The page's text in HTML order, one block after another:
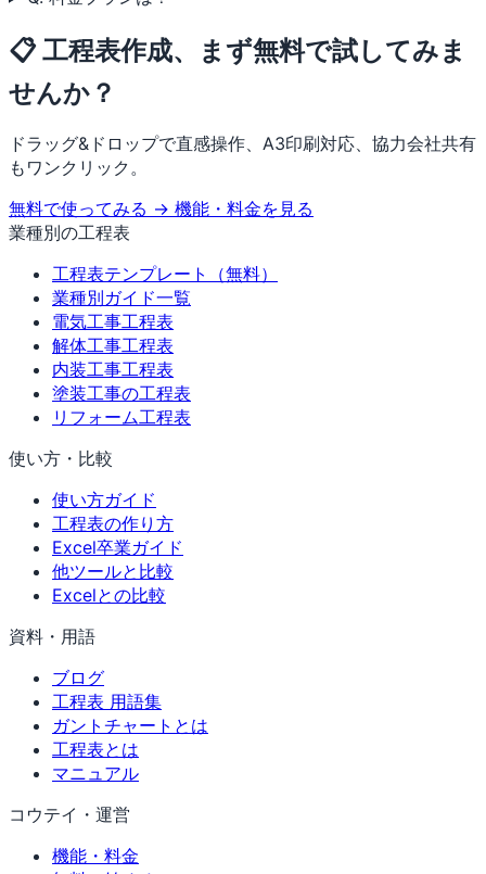
📋 工程表作成、まず無料で試してみま
せんか？
ドラッグ&ドロップで直感操作、A3印刷対応、協力会社共有
もワンクリック。
無料で使ってみる → 機能・料金を見る
業種別の工程表
工程表テンプレート（無料）
業種別ガイド一覧
電気工事工程表
解体工事工程表
内装工事工程表
塗装工事の工程表
リフォーム工程表
使い方・比較
使い方ガイド
工程表の作り方
Excel卒業ガイド
他ツールと比較
Excelとの比較
資料・用語
ブログ
工程表 用語集
ガントチャートとは
工程表とは
マニュアル
コウテイ・運営
機能・料金